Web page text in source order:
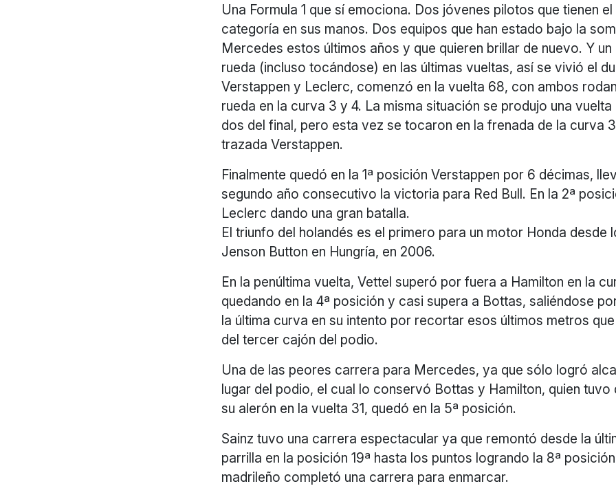
Una Formula 1 que sí emociona. Dos jóvenes pilotos que tienen
categoría en sus manos. Dos equipos que han estado bajo la
Mercedes estos últimos años y que quieren brillar de nuevo. Y un
rueda (incluso tocándose) en las últimas vueltas, así se vivió el
Verstappen y Leclerc, comenzó en la vuelta 68, con ambos
rueda en la curva 3 y 4. La misma situación se produjo una
dos del final, pero esta vez se tocaron en la frenada de la curva
trazada Verstappen.
Finalmente quedó en la 1ª posición Verstappen por 6 décimas,
segundo año consecutivo la victoria para Red Bull. En la 2ª
Leclerc dando una gran batalla.
El triunfo del holandés es el primero para un motor Honda desde
Jenson Button en Hungría, en 2006.
En la penúltima vuelta, Vettel superó por fuera a Hamilton en la
quedando en la 4ª posición y casi supera a Bottas, saliéndose
la última curva en su intento por recortar esos últimos metros
del tercer cajón del podio.
Una de las peores carrera para Mercedes, ya que sólo logró
lugar del podio, el cual lo conservó Bottas y Hamilton, quien tuvo
su alerón en la vuelta 31, quedó en la 5ª posición.
Sainz tuvo una carrera espectacular ya que remontó desde la
parrilla en la posición 19ª hasta los puntos logrando la 8ª
madrileño completó una carrera para enmarcar.